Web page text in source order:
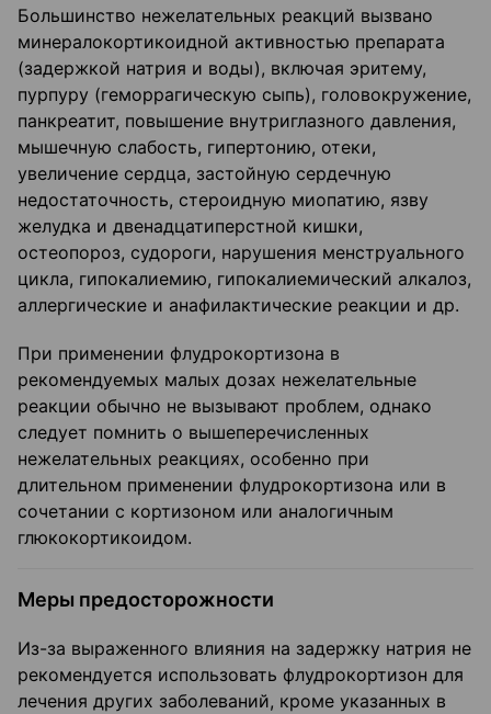
Большинство нежелательных реакций вызвано
минералокортикоидной активностью препарата
(задержкой натрия и воды), включая эритему,
пурпуру (геморрагическую сыпь), головокружение,
панкреатит, повышение внутриглазного давления,
мышечную слабость, гипертонию, отеки,
увеличение сердца, застойную сердечную
недостаточность, стероидную миопатию, язву
желудка и двенадцатиперстной кишки,
остеопороз, судороги, нарушения менструального
цикла, гипокалиемию, гипокалиемический алкалоз,
аллергические и анафилактические реакции и др.
При применении флудрокортизона в
рекомендуемых малых дозах нежелательные
реакции обычно не вызывают проблем, однако
следует помнить о вышеперечисленных
нежелательных реакциях, особенно при
длительном применении флудрокортизона или в
сочетании с кортизоном или аналогичным
глюкокортикоидом.
Меры предосторожности
Из-за выраженного влияния на задержку натрия не
рекомендуется использовать флудрокортизон для
лечения других заболеваний, кроме указанных в